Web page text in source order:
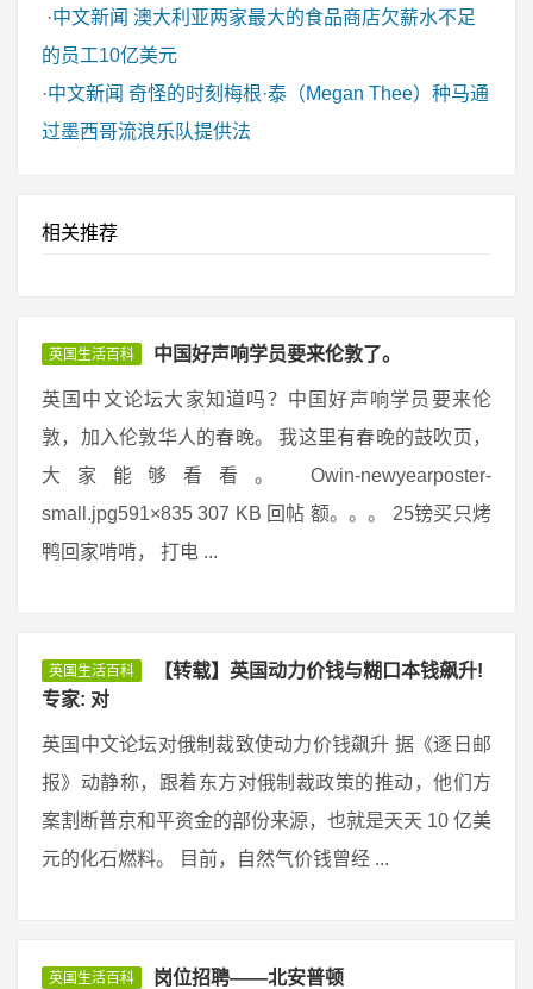
·中文新闻 澳大利亚两家最大的食品商店欠薪水不足
的员工10亿美元
·中文新闻 奇怪的时刻梅根·泰（Megan Thee）种马通
过墨西哥流浪乐队提供法
相关推荐
英国生活百科 中国好声响学员要来伦敦了。
英国中文论坛大家知道吗？中国好声响学员要来伦
敦，加入伦敦华人的春晚。 我这里有春晚的鼓吹页，
大家能够看看。 Owin-newyearposter-
small.jpg591×835 307 KB 回帖 额。。。 25镑买只烤
鸭回家啃啃， 打电 ...
英国生活百科
【转载】英国动力价钱与糊口本钱飙升!
专家: 对
英国中文论坛对俄制裁致使动力价钱飙升 据《逐日邮
报》动静称，跟着东方对俄制裁政策的推动，他们方
案割断普京和平资金的部份来源，也就是天天 10 亿美
元的化石燃料。 目前，自然气价钱曾经 ...
英国生活百科 岗位招聘——北安普顿